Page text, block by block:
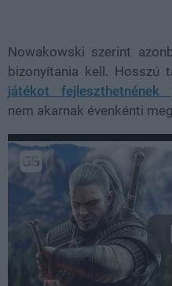
Nowakowski szerint
bizonyítania kell. Hosszú
játékot fejleszthetnének
nem akarnak évenkénti